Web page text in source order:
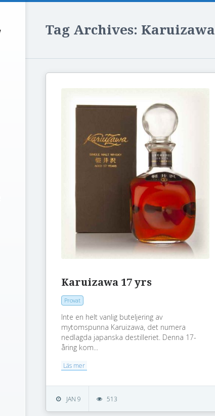
Tag Archives: Karuizawa
Karuizawa 17 yrs
Provat
Inte en helt vanlig buteljering av
mytomspunna Karuizawa, det numera
nedlagda japanska destilleriet. Denna 17-
åring kom...
Läs mer
JAN 9 513